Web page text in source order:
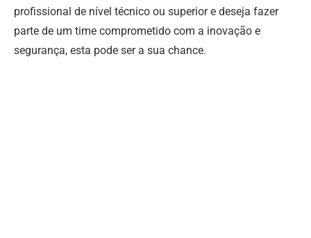
profissional de nível técnico ou superior e deseja fazer
parte de um time comprometido com a inovação e
segurança, esta pode ser a sua chance.